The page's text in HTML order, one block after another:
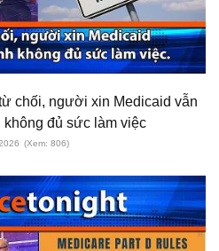
chối, người xin Medicaid vẫn
đủ sức làm việc
(Xem: 806)